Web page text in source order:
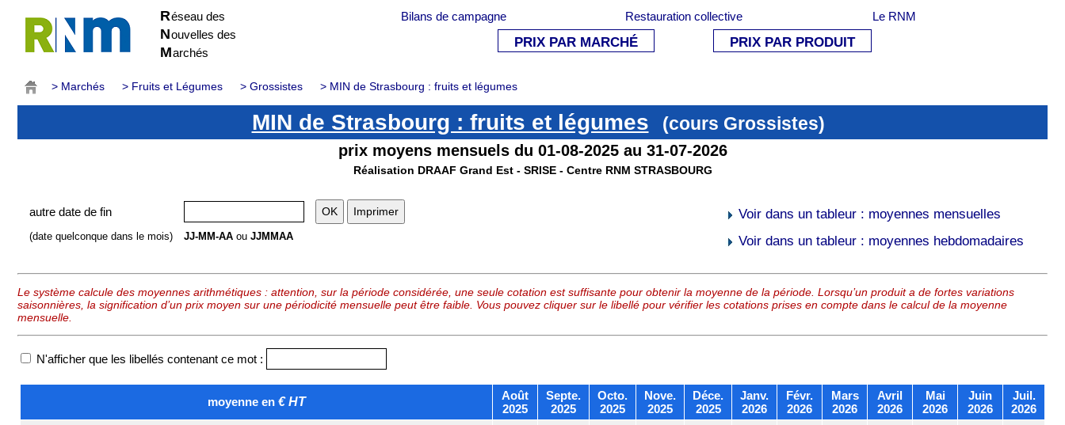
Réseau des
Nouvelles des
Marchés
Bilans de campagne Restauration collective Le RNM
PRIX PAR MARCHÉ PRIX PAR PRODUIT
> Marchés > Fruits et Légumes > Grossistes > MIN de Strasbourg : fruits et légumes
MIN de Strasbourg : fruits et légumes (cours Grossistes)
prix moyens mensuels du 01-08-2025 au 31-07-2026
Réalisation DRAAF Grand Est - SRISE - Centre RNM STRASBOURG
autre date de fin
(date quelconque dans le mois) JJ-MM-AA ou JJMMAA
Voir dans un tableur : moyennes mensuelles
Voir dans un tableur : moyennes hebdomadaires
Le système calcule des moyennes arithmétiques : attention, sur la période considérée, une seule cotation est suffisante pour obtenir la moyenne de la période. Lorsqu’un produit a de fortes variations
saisonnières, la signification d’un prix moyen sur une périodicité mensuelle peut être faible. Vous pouvez cliquer sur le libellé pour vérifier les cotations prises en compte dans le calcul de la moyenne
mensuelle.
N'afficher que les libellés contenant ce mot :
moyenne en € HT
Août
2025
Septe.
2025
Octo.
2025
Nove.
2025
Déce.
2025
Janv.
2026
Févr.
2026
Mars
2026
Avril
2026
Mai
2026
Juin
2026
Juil.
2026